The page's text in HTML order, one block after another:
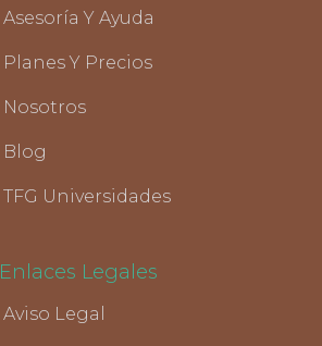
Asesoría Y Ayuda
Planes Y Precios
Nosotros
Blog
TFG Universidades
Enlaces Legales
Aviso Legal